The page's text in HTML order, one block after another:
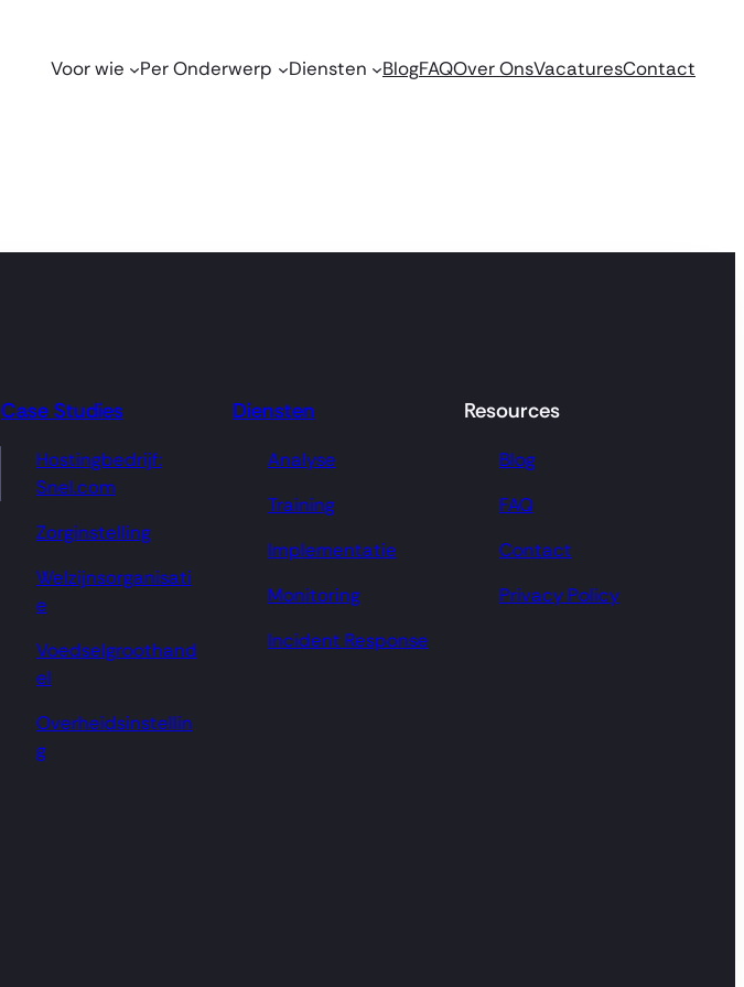
Voor wie Per Onderwerp Diensten BlogFAQOver OnsVacaturesContact
Case Studies
Hostingbedrijf:
Snel.com
Zorginstelling
Welzijnsorganisati
e
Voedselgroothand
el
Overheidsinstellin
g
Diensten
Analyse
Training
Implementatie
Monitoring
Incident Response
Resources
Blog
FAQ
Contact
Privacy Policy